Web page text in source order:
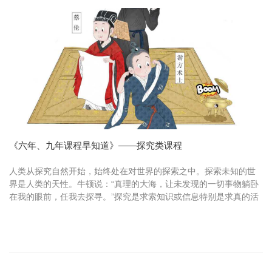
《六年、九年课程早知道》——探究类课程
人类从探究自然开始，始终处在对世界的探索之中。探索未知的世
界是人类的天性。牛顿说：“真理的大海，让未发现的一切事物躺卧
在我的眼前，任我去探寻。”探究是求索知识或信息特别是求真的活